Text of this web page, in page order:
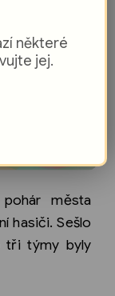
města
hasiči. Sešlo
tři týmy byly
některé
jej.